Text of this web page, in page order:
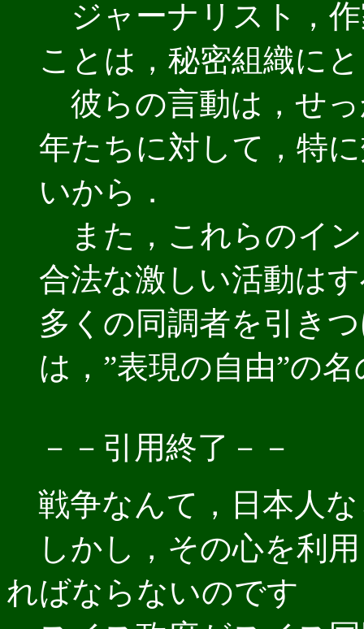
ジャーナリスト，
ことは，秘密組織に
彼らの言動は，せ
年たちに対して，特
いから．
また，これらのイ
合法な激しい活動は
多くの同調者を引き
は，”表現の自由”の
－－引用終了－－
戦争なんて，日本人
しかし，その心を利
ればならないのです